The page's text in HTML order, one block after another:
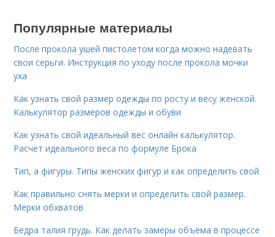
Популярные материалы
После прокола ушей пистолетом когда можно надевать
свои серьги. Инструкция по уходу после прокола мочки
уха
Как узнать свой размер одежды по росту и весу женской.
Калькулятор размеров одежды и обуви
Как узнать свой идеальный вес онлайн калькулятор.
Расчет идеального веса по формуле Брока
Тип, а фигуры. Типы женских фигур и как определить свой
Как правильно снять мерки и определить свой размер.
Мерки обхватов
Бедра талия грудь. Как делать замеры объёма в процессе